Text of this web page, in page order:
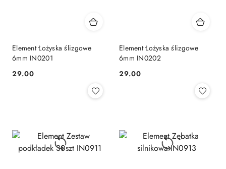
Element Łożyska ślizgowe
6mm IN0201
Cena:
29.00
Element Łożyska ślizgowe
6mm IN0202
Cena:
29.00